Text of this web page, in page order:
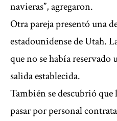
navieras”, agregaron.
Otra pareja presentó una
estadounidense de Utah.
que no se había reservado
salida establecida.
También se descubrió que
pasar por personal